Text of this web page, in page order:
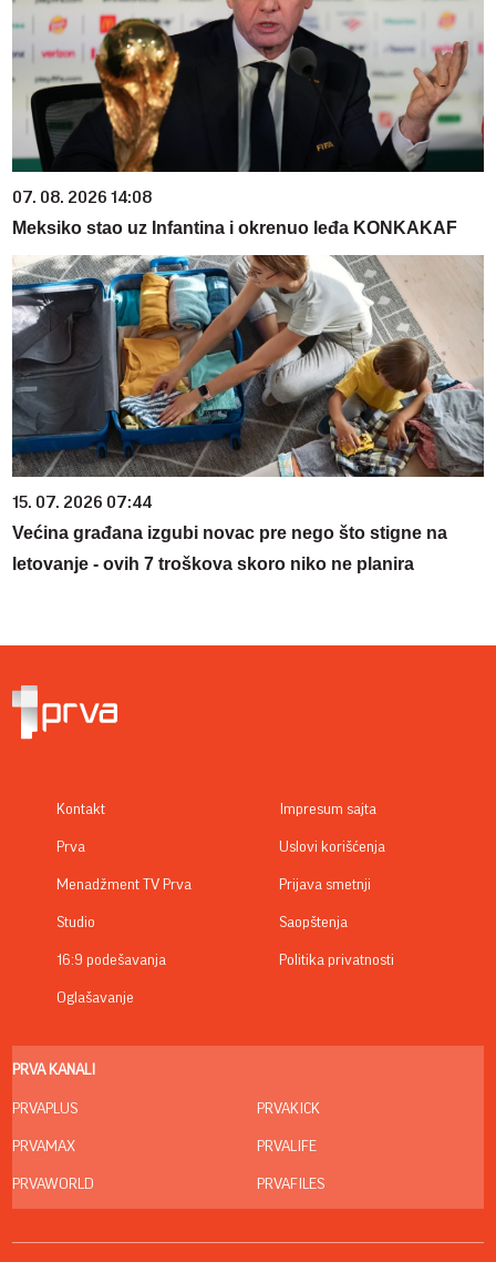
07. 08. 2026 14:08
Meksiko stao uz Infantina i okrenuo leđa KONKAKAF
15. 07. 2026 07:44
Većina građana izgubi novac pre nego što stigne na
letovanje - ovih 7 troškova skoro niko ne planira
Kontakt
Prva
Menadžment TV Prva
Studio
16:9 podešavanja
Oglašavanje
Impresum sajta
Uslovi korišćenja
Prijava smetnji
Saopštenja
Politika privatnosti
PRVA KANALI
PRVAPLUS
PRVAMAX
PRVAWORLD
PRVAKICK
PRVALIFE
PRVAFILES